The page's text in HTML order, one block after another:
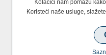
Kolačići nam pomažu
Koristeći naše usluge,